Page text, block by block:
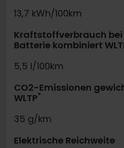
13,7 kWh/100km
Kraftstoffverbrauch
Batterie kombiniert
5,5 l/100km
CO2-Emissionen
WLTP*
35 g/km
Elektrische Reichweite